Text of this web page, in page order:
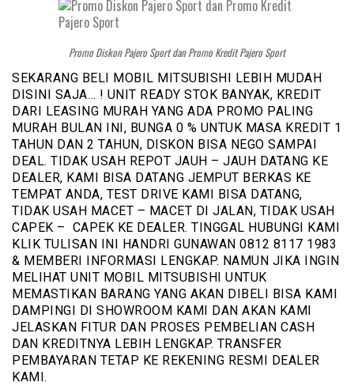
Promo Diskon Pajero Sport dan Promo Kredit Pajero Sport
SEKARANG BELI MOBIL MITSUBISHI LEBIH MUDAH
DISINI SAJA… ! UNIT READY STOK BANYAK, KREDIT
DARI LEASING MURAH YANG ADA PROMO PALING
MURAH BULAN INI, BUNGA 0 % UNTUK MASA KREDIT 1
TAHUN DAN 2 TAHUN, DISKON BISA NEGO SAMPAI
DEAL. TIDAK USAH REPOT JAUH – JAUH DATANG KE
DEALER, KAMI BISA DATANG JEMPUT BERKAS KE
TEMPAT ANDA, TEST DRIVE KAMI BISA DATANG,
TIDAK USAH MACET – MACET DI JALAN, TIDAK USAH
CAPEK – CAPEK KE DEALER. TINGGAL HUBUNGI KAMI
KLIK TULISAN INI HANDRI GUNAWAN 0812 8117 1983
& MEMBERI INFORMASI LENGKAP. NAMUN JIKA INGIN
MELIHAT UNIT MOBIL MITSUBISHI UNTUK
MEMASTIKAN BARANG YANG AKAN DIBELI BISA KAMI
DAMPINGI DI SHOWROOM KAMI DAN AKAN KAMI
JELASKAN FITUR DAN PROSES PEMBELIAN CASH
DAN KREDITNYA LEBIH LENGKAP. TRANSFER
PEMBAYARAN TETAP KE REKENING RESMI DEALER
KAMI.